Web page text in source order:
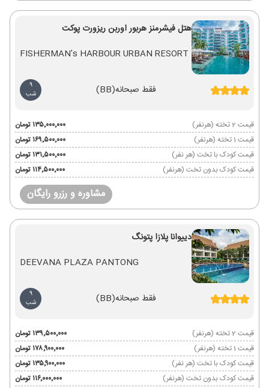
هتل فیشرمنز هربور اوربن ریزورت پوکت
FISHERMAN's HARBOUR URBAN RESORT
فقط صبحانه(BB)
9
شب
قیمت 2 تخته (هرنفر)
۱۳۵٬۰۰۰٬۰۰۰ تومان
قیمت 1 تخته (هرنفر)
۱۶۹٬۵۰۰٬۰۰۰ تومان
قیمت کودک با تخت (هر نفر)
۱۳۱٬۵۰۰٬۰۰۰ تومان
قیمت کودک بدون تخت (هرنفر)
۱۱۴٬۵۰۰٬۰۰۰ تومان
مشاوره و رزرو رایگان
دییوانا پلازا پتونگ
DEEVANA PLAZA PANTONG
فقط صبحانه(BB)
9
شب
قیمت 2 تخته (هرنفر)
۱۳۹٬۵۰۰٬۰۰۰ تومان
قیمت 1 تخته (هرنفر)
۱۷۸٬۹۰۰٬۰۰۰ تومان
قیمت کودک با تخت (هر نفر)
۱۳۵٬۹۰۰٬۰۰۰ تومان
قیمت کودک بدون تخت (هرنفر)
۱۱۶٬۰۰۰٬۰۰۰ تومان